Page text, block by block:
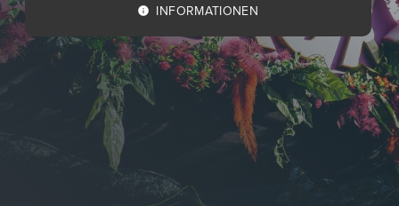
INFORMATIONEN